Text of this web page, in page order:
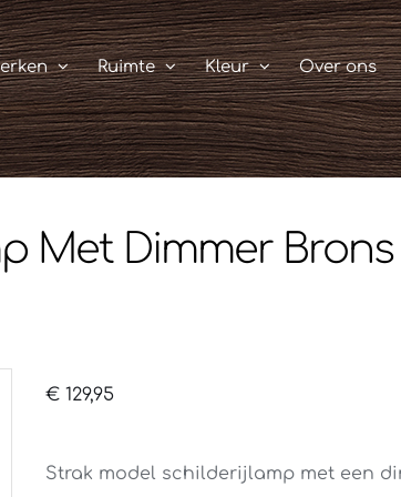
Ruimte Kleur Over ons
Met Dimmer Brons
€ 129,95
Strak model schilderijlamp met een